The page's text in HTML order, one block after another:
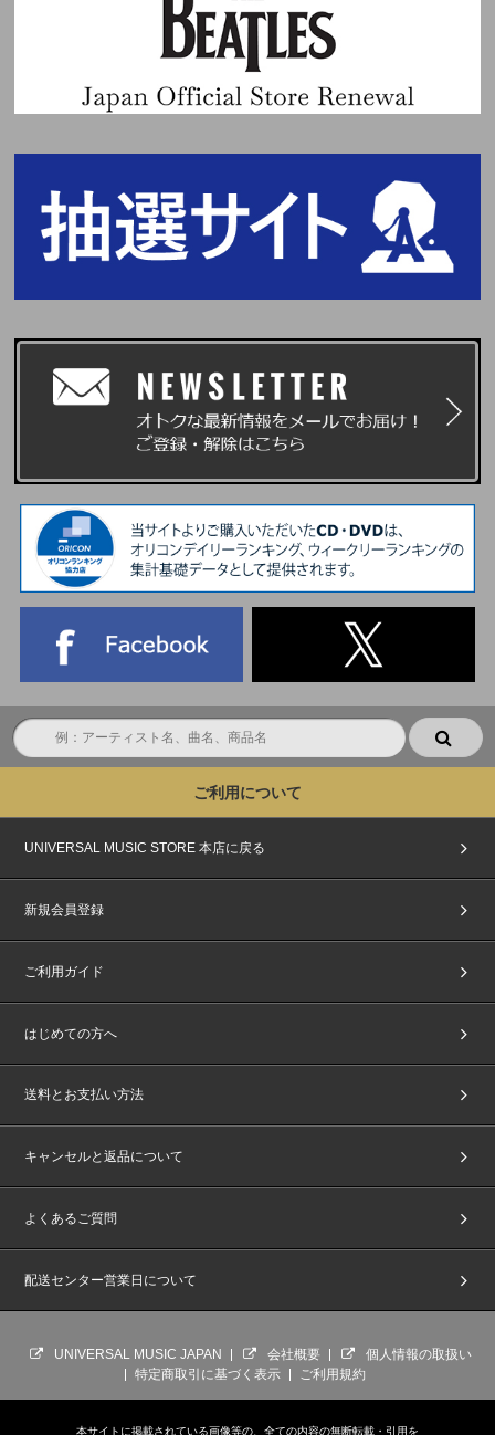
ご利用について
UNIVERSAL MUSIC STORE 本店に戻る
新規会員登録
ご利用ガイド
はじめての方へ
送料とお支払い方法
キャンセルと返品について
よくあるご質問
配送センター営業日について
UNIVERSAL MUSIC JAPAN 会社概要
個人情報の取扱い
特定商取引に基づく表示
ご利用規約
本サイトに掲載されている画像等の、全ての内容の無断転載・引用を